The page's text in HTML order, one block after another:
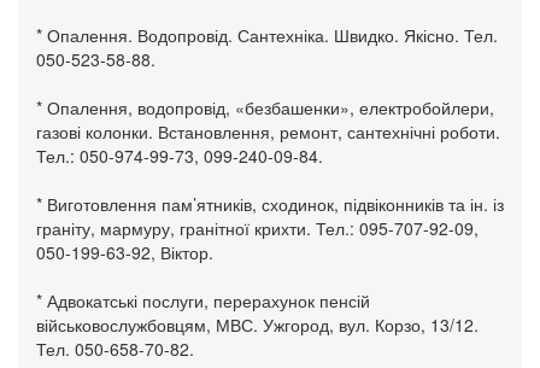
* Опалення. Водопровід. Сантехніка. Швидко. Якісно. Тел.
050-523-58-88.
* Опалення, водопровід, «безбашенки», електробойлери,
газові колонки. Встановлення, ремонт, сантехнічні роботи.
Тел.: 050-974-99-73, 099-240-09-84.
* Виготовлення пам’ятників, сходинок, підвіконників та ін. із
граніту, мармуру, гранітної крихти. Тел.: 095-707-92-09,
050-199-63-92, Віктор.
* Адвокатські послуги, перерахунок пенсій
військовослужбовцям, МВС. Ужгород, вул. Корзо, 13/12.
Тел. 050-658-70-82.